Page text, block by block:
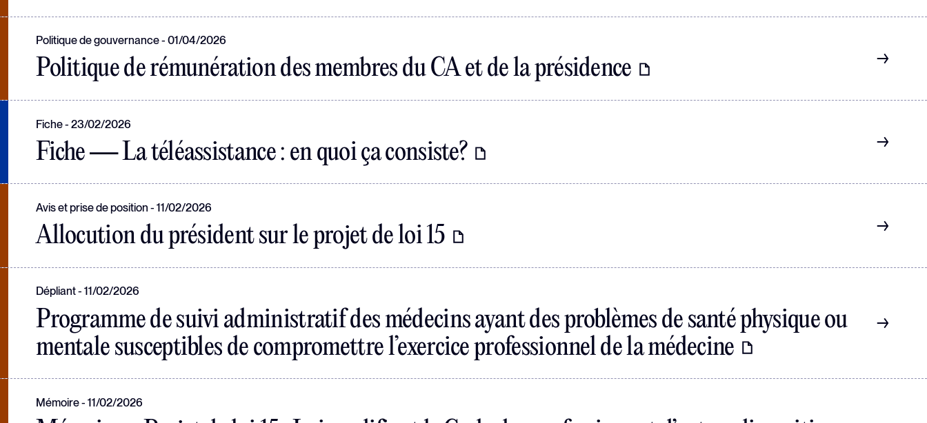
Politique de gouvernance 01/04/2026
Politique de rémunération des membres du CA et de la présidence
Fiche 23/02/2026
Fiche — La téléassistance : en quoi ça consiste?
Avis et prise de position 11/02/2026
Allocution du président sur le projet de loi 15
Dépliant 11/02/2026
Programme de suivi administratif des médecins ayant des problèmes de santé physique ou
mentale susceptibles de compromettre l’exercice professionnel de la médecine
Mémoire 11/02/2026